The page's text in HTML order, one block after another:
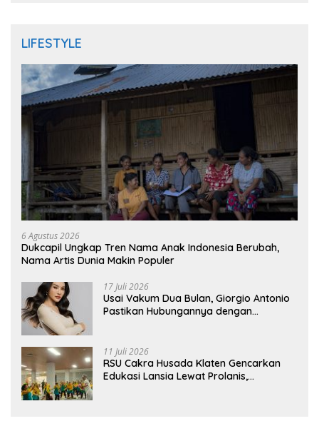
LIFESTYLE
6 Agustus 2026
Dukcapil Ungkap Tren Nama Anak Indonesia Berubah,
Nama Artis Dunia Makin Populer
17 Juli 2026
Usai Vakum Dua Bulan, Giorgio Antonio
Pastikan Hubungannya dengan
11 Juli 2026
RSU Cakra Husada Klaten Gencarkan
Edukasi Lansia Lewat Prolanis,